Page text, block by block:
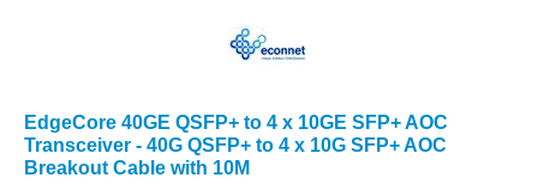
EdgeCore 40GE QSFP+ to 4 x 10GE SFP+ AOC
Transceiver - 40G QSFP+ to 4 x 10G SFP+ AOC
Breakout Cable with 10M